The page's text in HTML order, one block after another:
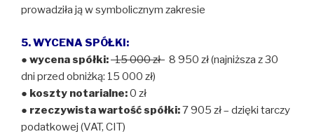
prowadziła ją w symbolicznym zakresie
5. WYCENA SPÓŁKI:
● wycena spółki:15 000 zł 8 950 zł (najniższa z 30
dni przed obniżką: 15 000 zł)
● koszty notarialne:0 zł
● rzeczywista wartość spółki:7 905 zł – dzięki tarczy
podatkowej (VAT, CIT)